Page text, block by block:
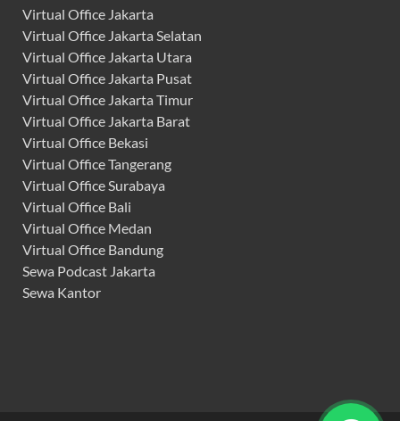
Virtual Office Jakarta
Virtual Office Jakarta Selatan
Virtual Office Jakarta Utara
Virtual Office Jakarta Pusat
Virtual Office Jakarta Timur
Virtual Office Jakarta Barat
Virtual Office Bekasi
Virtual Office Tangerang
Virtual Office Surabaya
Virtual Office Bali
Virtual Office Medan
Virtual Office Bandung
Sewa Podcast Jakarta
Sewa Kantor